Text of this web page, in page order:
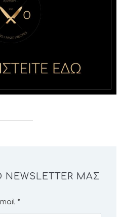
ΜΑΣ
*